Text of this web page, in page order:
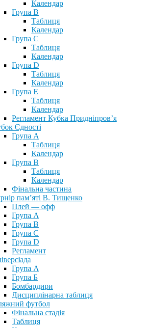
Календар
Група В
Таблиця
Календар
Група С
Таблиця
Календар
Група D
Таблиця
Календар
Група Е
Таблиця
Календар
Регламент Кубка Придніпров’я
Єдності
Група А
Таблиця
Календар
Група В
Таблиця
Календар
Фінальна частина
пам’яті В. Тищенко
Плей — офф
Група А
Група B
Група С
Група D
Регламент
Група А
Група Б
Бомбардири
Дисциплінарна таблиця
футбол
Фінальна стадія
Таблиця